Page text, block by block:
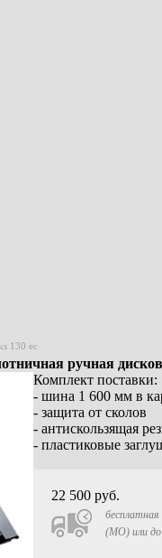
F-
130 ec
ручная
Комплект поставки:
- шина 1 600 мм в
- защита от сколов
- антискользящая
- пластиковые
22 500 руб.
(МО) или до